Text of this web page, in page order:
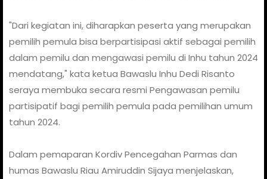
"Dari kegiatan ini, diharapkan peserta yang merupakan
pemilih pemula bisa berpartisipasi aktif sebagai pemilih
dalam pemilu dan mengawasi pemilu di Inhu tahun 2024
mendatang," kata ketua Bawaslu Inhu Dedi Risanto
seraya membuka secara resmi Pengawasan pemilu
partisipatif bagi pemilih pemula pada pemilihan umum
tahun 2024.
Dalam pemaparan Kordiv Pencegahan Parmas dan
humas Bawaslu Riau Amiruddin Sijaya menjelaskan,